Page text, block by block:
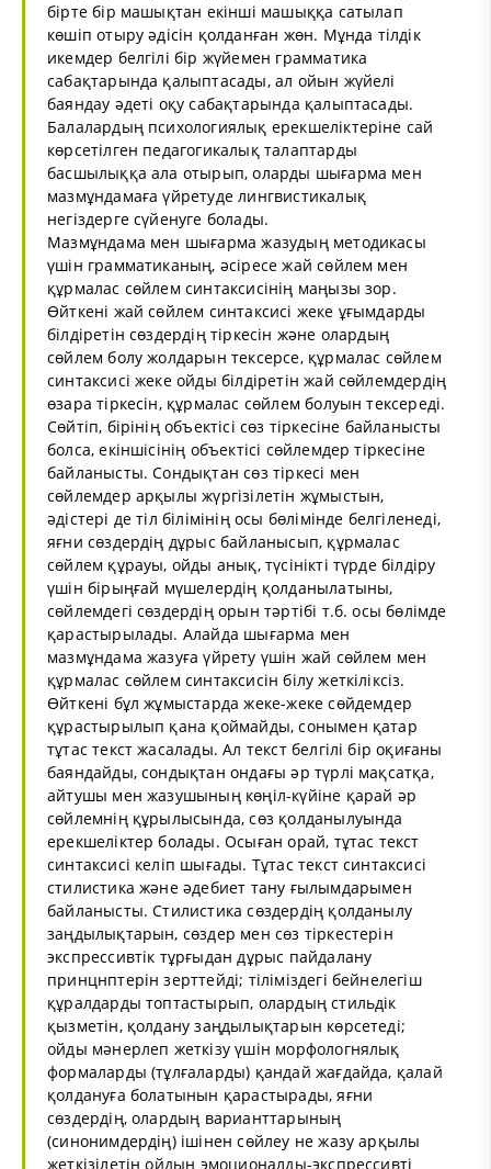
бірте бір машықтан екінші машыққа сатылап
көшіп отыру әдісін қолданған жөн. Мұнда тілдік
икемдер белгілі бір жүйемен грамматика
сабақтарында қалыптасады, ал ойын жүйелі
баяндау әдеті оқу сабақтарында қалыптасады.
Балалардың психологиялық ерекшеліктеріне сай
көрсетілген педагогикалық талаптарды
басшылыққа ала отырып, оларды шығарма мен
мазмұндамаға үйретуде лингвистикалық
негіздерге сүйенуге болады.
Мазмұндама мен шығарма жазудың методикасы
үшін грамматиканың, әсіресе жай сөйлем мен
құрмалас сөйлем синтаксисінің маңызы зор.
Өйткені жай сөйлем синтаксисі жеке ұғымдарды
білдіретін сөздердің тіркесін және олардың
сөйлем болу жолдарын тексерсе, құрмалас сөйлем
синтаксисі жеке ойды білдіретін жай сөйлемдердің
өзара тіркесін, құрмалас сөйлем болуын тексереді.
Сөйтіп, бірінің объектісі сөз тіркесіне байланысты
болса, екіншісінің объектісі сөйлемдер тіркесіне
байланысты. Сондықтан сөз тіркесі мен
сөйлемдер арқылы жүргізілетін жұмыстын,
әдістері де тіл білімінің осы бөлімінде белгіленеді,
яғни сөздердің дұрыс байланысып, құрмалас
сөйлем құрауы, ойды анық, түсінікті түрде білдіру
үшін бірыңғай мүшелердің қолданылатыны,
сөйлемдегі сөздердің орын тәртібі т.б. осы бөлімде
қарастырылады. Алайда шығарма мен
мазмұндама жазуға үйрету үшін жай сөйлем мен
құрмалас сөйлем синтаксисін білу жеткіліксіз.
Өйткені бұл жұмыстарда жеке-жеке сөйдемдер
құрастырылып қана қоймайды, сонымен қатар
тұтас текст жасалады. Ал текст белгілі бір оқиғаны
баяндайды, сондықтан ондағы әр түрлі мақсатқа,
айтушы мен жазушының көңіл-күйіне қарай әр
сөйлемнің құрылысында, сөз қолданылуында
ерекшеліктер болады. Осыған орай, тұтас текст
синтаксисі келіп шығады. Тұтас текст синтаксисі
стилистика және әдебиет тану ғылымдарымен
байланысты. Стилистика сөздердің қолданылу
заңдылықтарын, сөздер мен сөз тіркестерін
экспрессивтік тұрғыдан дұрыс пайдалану
принцнптерін зерттейді; тіліміздегі бейнелегіш
құралдарды топтастырып, олардың стильдік
қызметін, қолдану заңдылықтарын көрсетеді;
ойды мәнерлеп жеткізу үшін морфологнялық
формаларды (тұлғаларды) қандай жағдайда, қалай
қолдануға болатынын қарастырады, яғни
сөздердің, олардың варианттарының
(синонимдердің) ішінен сөйлеу не жазу арқылы
жеткізілетін ойдың эмоционалды-экспрессивті